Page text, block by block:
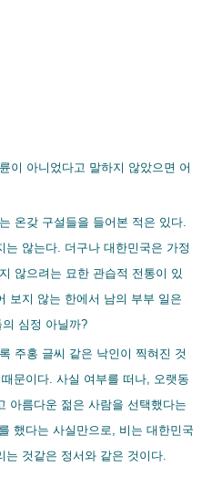
이 아니었다고 말하지 않았으면 어
온갖 구설들을 들어본 적은 있다.
않는다. 더구나 대한민국은 가정
않으려는 묘한 관습적 전통이 있
보지 않는 한에서 남의 부부 일은
심정 아닐까?
주홍 글씨 같은 낙인이 찍혀진 것
문이다. 사실 여부를 떠나, 오랫동
아름다운 젊은 사람을 선택했다는
했다는 사실만으로, 비는 대한민국
는 것같은 정서와 같은 것이다.